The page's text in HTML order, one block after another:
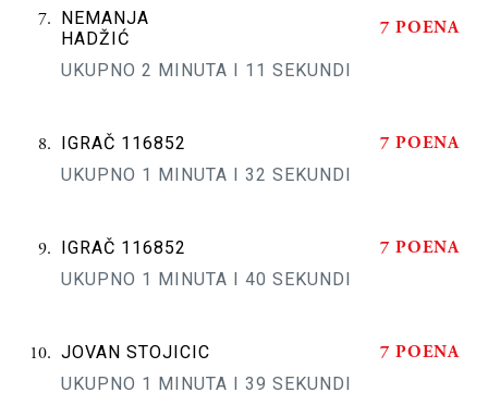
NEMANJA
HADŽIĆ
UKUPNO 2 MINUTA I 11 SEKUNDI
7 POENA
IGRAČ 116852
UKUPNO 1 MINUTA I 32 SEKUNDI
7 POENA
IGRAČ 116852
UKUPNO 1 MINUTA I 40 SEKUNDI
7 POENA
JOVAN STOJICIC
UKUPNO 1 MINUTA I 39 SEKUNDI
7 POENA